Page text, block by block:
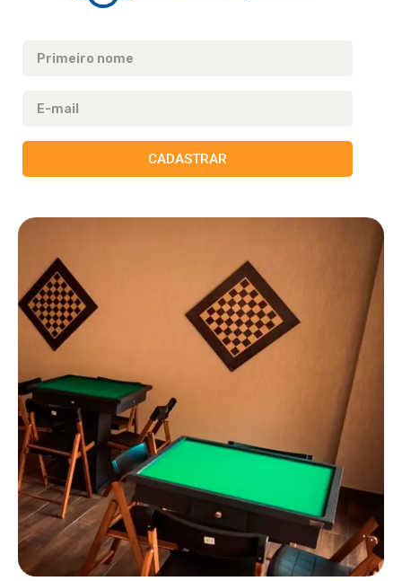
CADASTRAR
Salão de Jogos
Jogue, divirta-se e vença! Bem-vindo ao
nosso empolgante salão de jogos. A diversão
está garantida!